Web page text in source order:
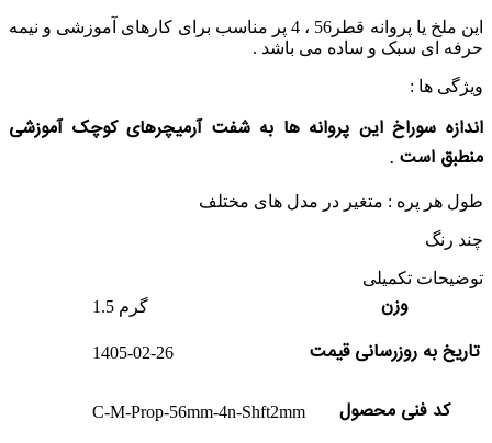
این ملخ یا پروانه قطر56 ، 4 پر مناسب برای کارهای آموزشی و نیمه
حرفه ای سبک و ساده می باشد .
ویژگی ها :
اندازه سوراخ این پروانه ها به شفت آرمیچرهای کوچک آموزشی
منطبق است .
طول هر پره : متغیر در مدل های مختلف
چند رنگ
توضیحات تکمیلی
وزن 1.5 گرم
تاریخ به روزرسانی قیمت 1405-02-26
کد فنی محصول C-M-Prop-56mm-4n-Shft2mm